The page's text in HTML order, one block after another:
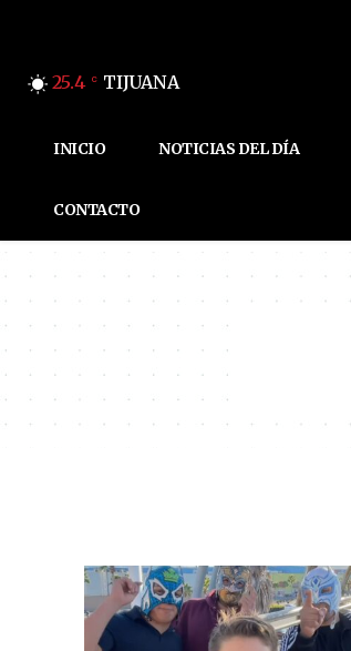
25.4 C TIJUANA
INICIO NOTICIAS DEL DÍA
CONTACTO